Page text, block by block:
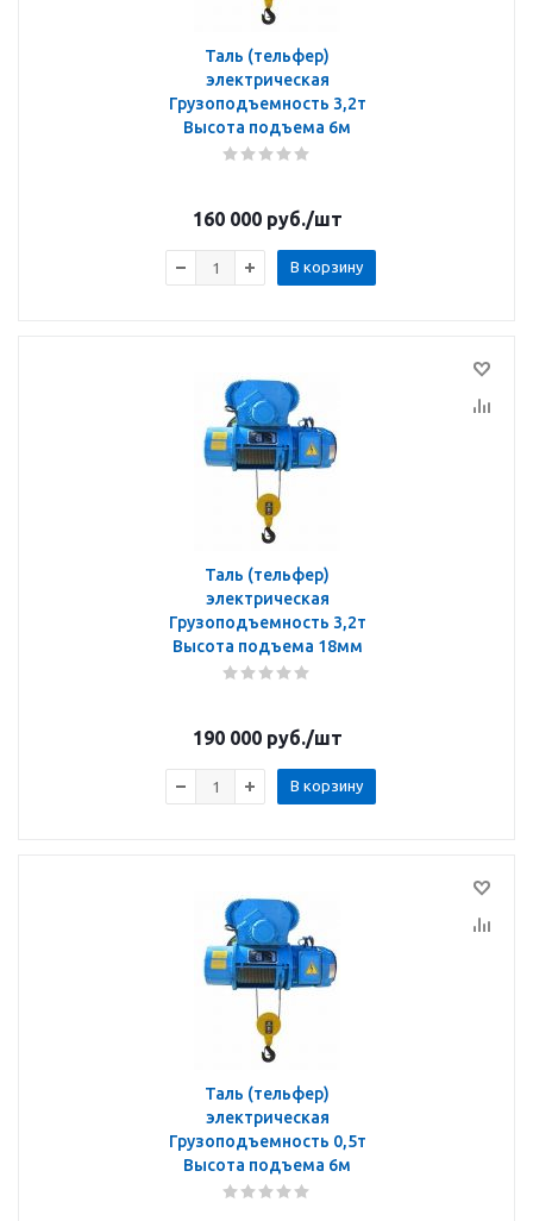
Таль (тельфер)
электрическая
Грузоподъемность 3,2т
Высота подъема 6м
160 000руб./шт
В корзину
Таль (тельфер)
электрическая
Грузоподъемность 3,2т
Высота подъема 18мм
190 000руб./шт
В корзину
Таль (тельфер)
электрическая
Грузоподъемность 0,5т
Высота подъема 6м